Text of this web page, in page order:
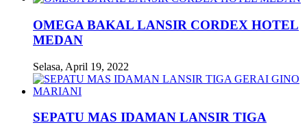
OMEGA BAKAL LANSIR CORDEX HOTEL
MEDAN
Selasa, April 19, 2022
SEPATU MAS IDAMAN LANSIR TIGA